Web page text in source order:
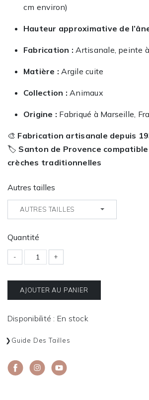
cm environ)
Hauteur approximative de
Fabrication : Artisanale, peinte
Matière : Argile cuite
Collection : Animaux
Origine : Fabriqué à Marseille,
🎨 Fabrication artisanale depuis
🏷️ Santon de Provence
crèches traditionnelles
Autres tailles
AUTRES TAILLES
Quantité
- +
AJOUTER AU PANIER
Disponibilité : En stock
Guide Des Tailles